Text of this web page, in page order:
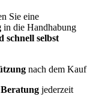
Sie eine
in die Handhabung
schnell selbst
nach dem Kauf
jederzeit